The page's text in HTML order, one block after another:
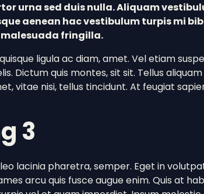
urna sed duis nulla. Aliquam
aenean hac vestibulum turpis mi
fringilla.
ligula ac diam, amet. Vel etiam
Dictum quis montes, sit sit. Tellus
vitae nisi, tellus tincidunt. At feugiat
3
leo lacinia pharetra, semper. Eget in
arcu quis fusce augue enim. Quis at